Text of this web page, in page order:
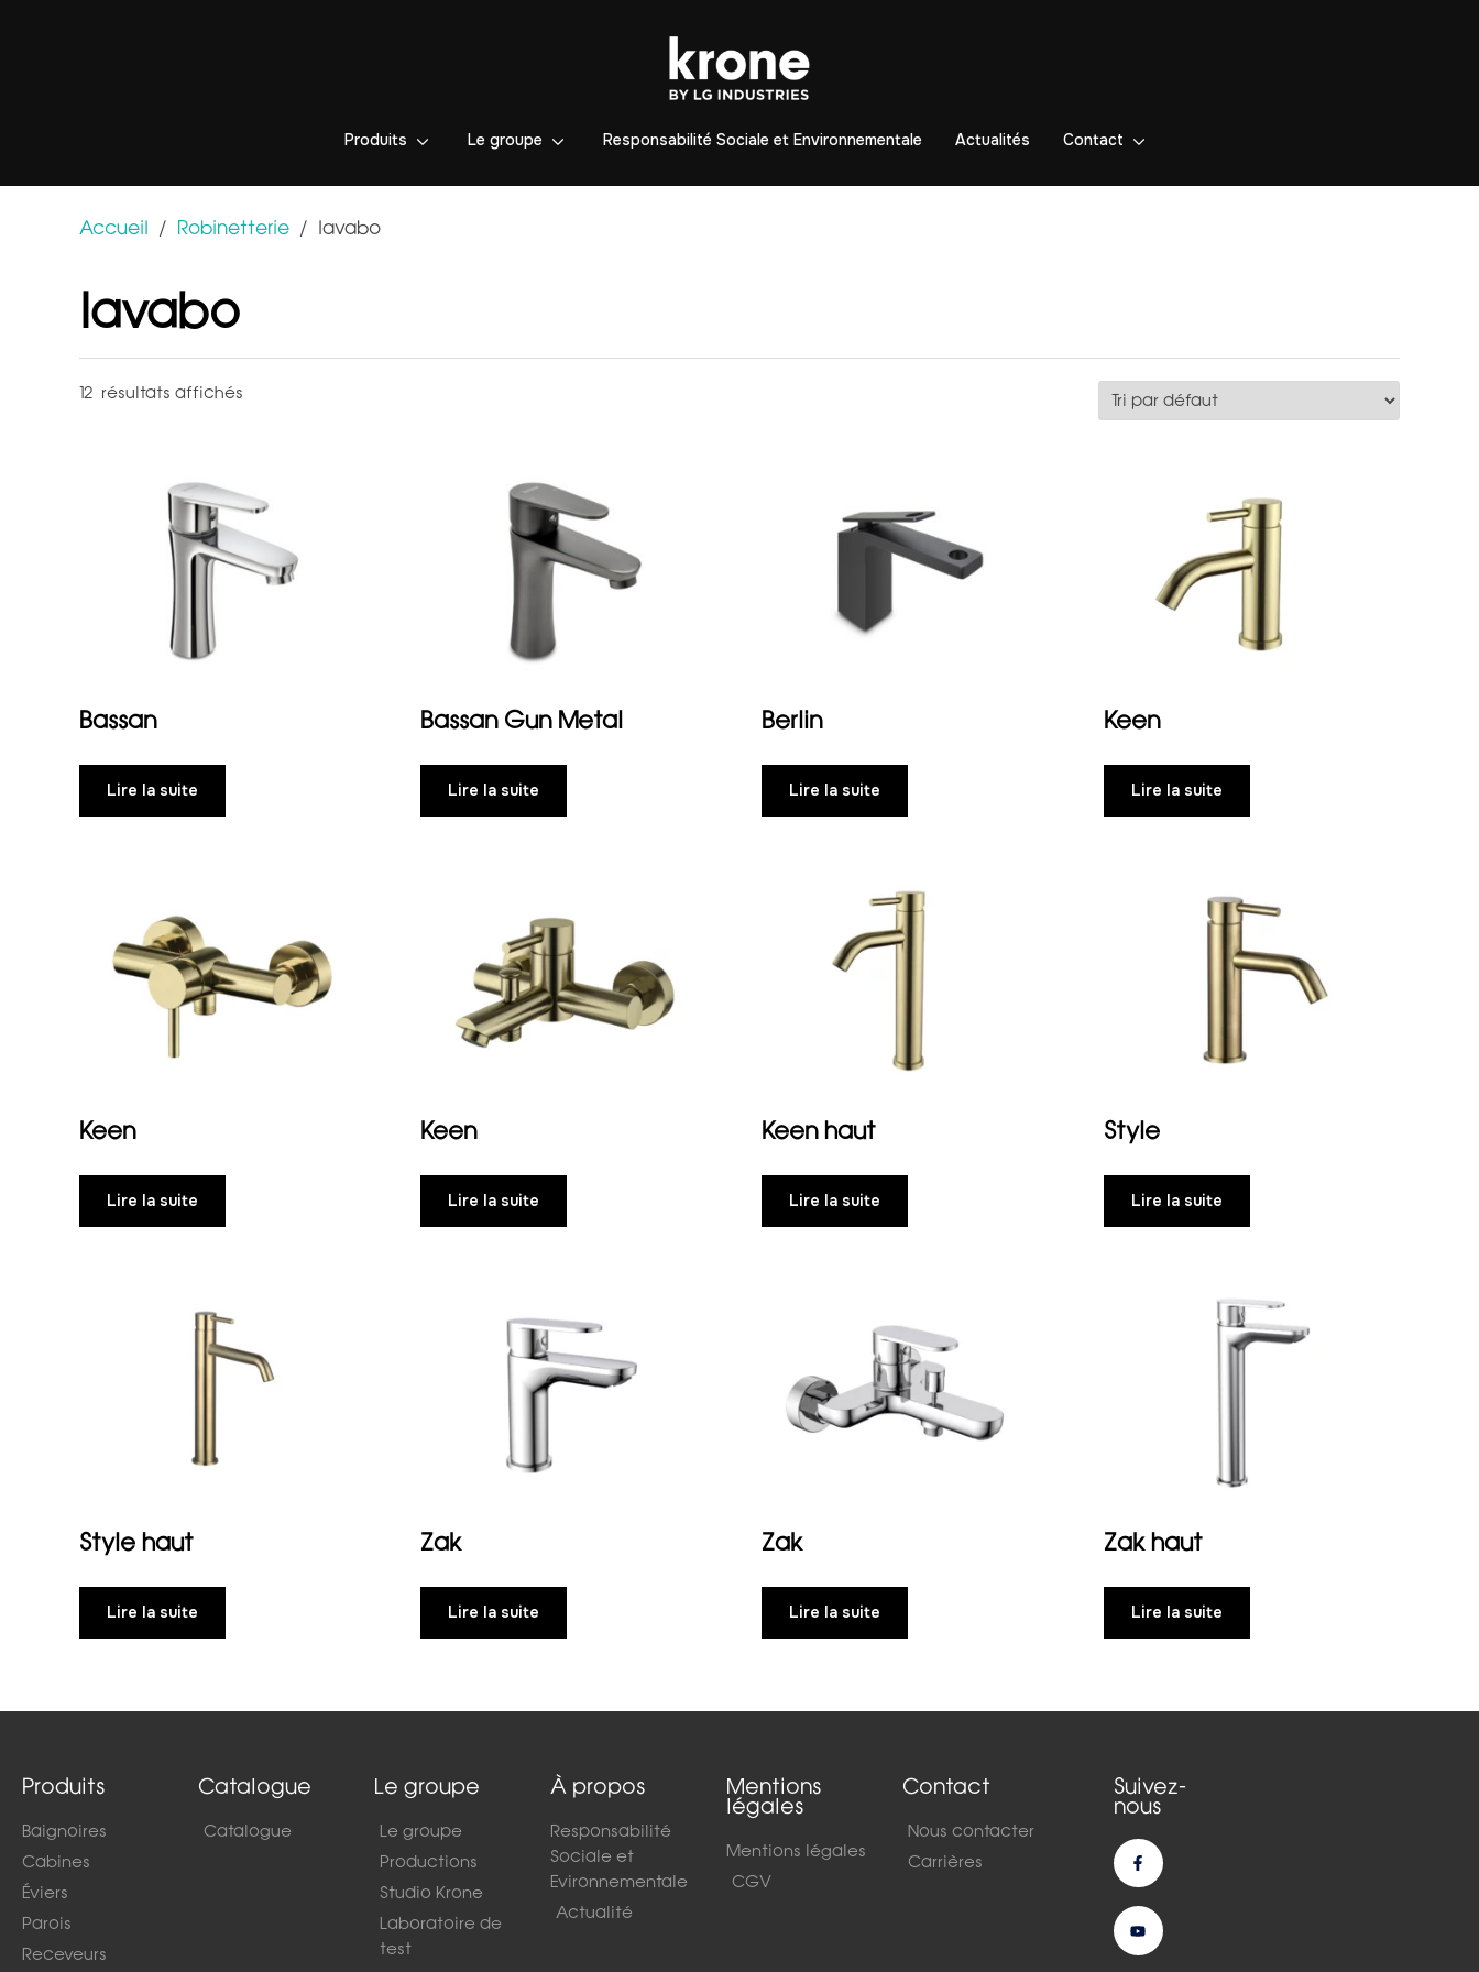
Produits Le groupe Responsabilité Sociale et Environnementale Actualités Contact
Accueil / Robinetterie / lavabo
lavabo
12 résultats affichés
Bassan
Lire la suite
Bassan Gun Metal
Lire la suite
Berlin
Lire la suite
Keen
Lire la suite
Keen
Lire la suite
Keen
Lire la suite
Keen haut
Lire la suite
Style
Lire la suite
Style haut
Lire la suite
Zak
Lire la suite
Zak
Lire la suite
Zak haut
Lire la suite
Produits
Baignoires
Cabines
Éviers
Parois
Receveurs
Catalogue
Catalogue
Le groupe
Le groupe
Productions
Studio Krone
Laboratoire de
test
À propos
Responsabilité
Sociale et
Evironnementale
Actualité
Mentions
légales
Mentions légales
CGV
Contact
Nous contacter
Carrières
Suivez-
nous